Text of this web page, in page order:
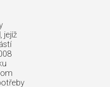
, jejíž